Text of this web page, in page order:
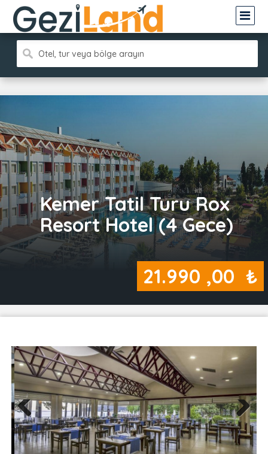
Otel, tur veya bölge arayın
Kemer Tatil Turu Rox
Resort Hotel (4 Gece)
21.990 ,00 ₺
Previous Next